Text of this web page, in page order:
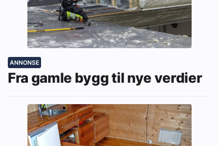
ANNONSE
Fra gamle bygg til nye verdier